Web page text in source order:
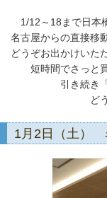
1/12～18まで日本
名古屋からの直接移
どうぞお出かけいた
短時間でさっと買
引き続き「ア
どうぞよろし
1月2日（土）